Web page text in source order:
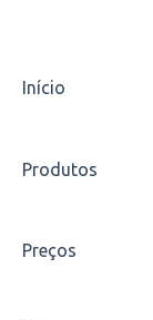
Estágios
Carreiras
Início
Produtos
Preços